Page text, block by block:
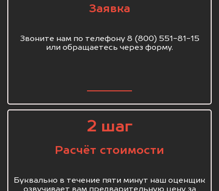
Заявка
Звоните нам по телефону 8 (800) 551-81-15
или обращаетесь через форму.
2 шаг
Расчёт стоимости
Буквально в течение пяти минут наш оценщик